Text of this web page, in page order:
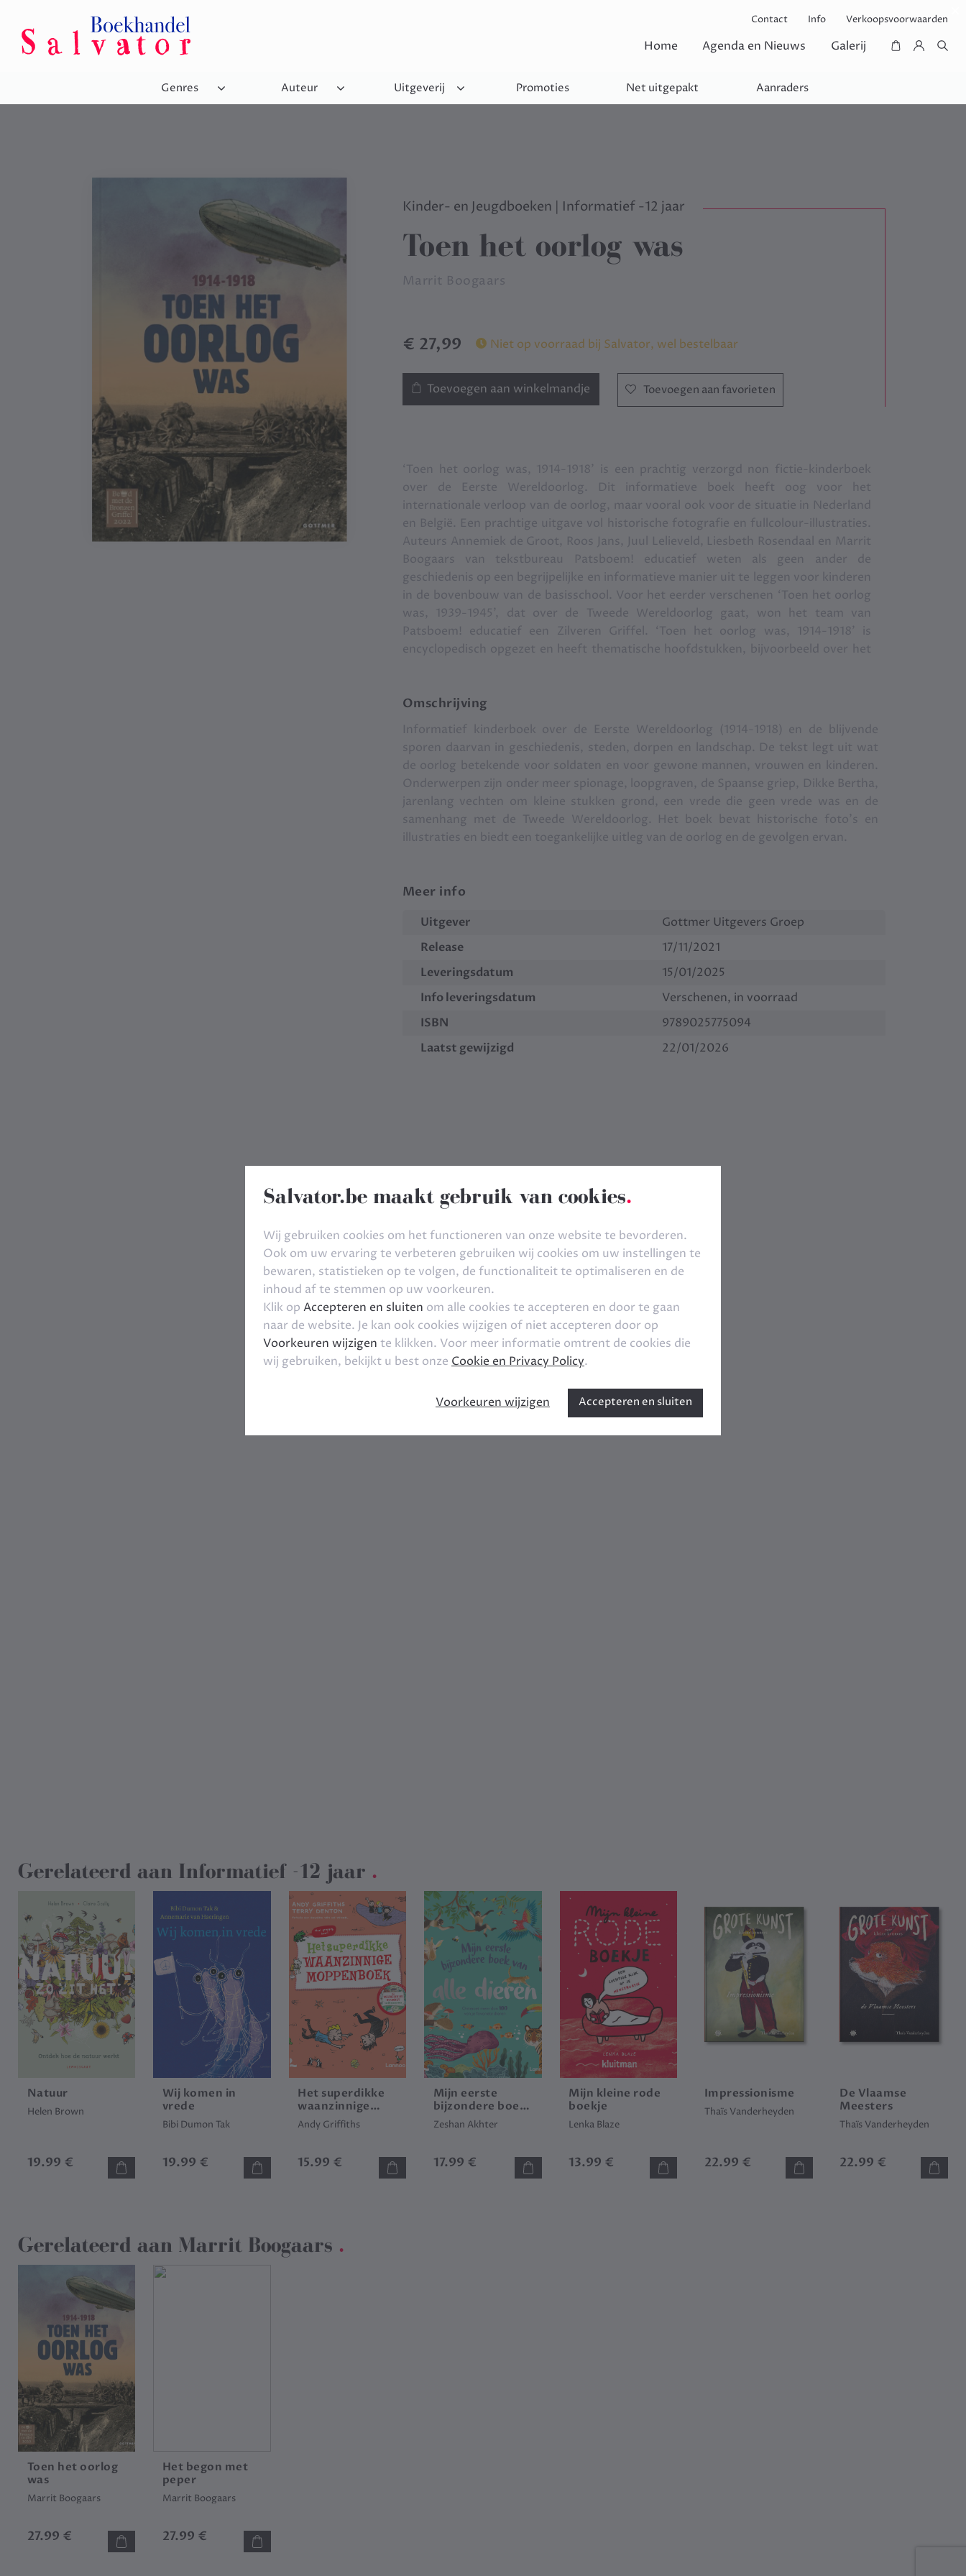
Contact Info Verkoopsvoorwaarden
Home Agenda en Nieuws Galerij
Genres Auteur Uitgeverij Promoties Net uitgepakt Aanraders
Kinder- en Jeugdboeken | Informatief -12 jaar
Toen het oorlog was
Marrit Boogaars
€ 27,99 Niet op voorraad bij Salvator, wel bestelbaar
Toevoegen aan winkelmandje Toevoegen aan favorieten
‘Toen het oorlog was, 1914-1918’ is een prachtig verzorgd non fictie-kinderboek
over de Eerste Wereldoorlog. Dit informatieve boek heeft oog voor het
internationale verloop van de oorlog, maar vooral ook voor de situatie in Nederland
en België. Een prachtige uitgave vol historische fotografie en fullcolour-illustraties.
Auteurs Annemiek de Groot, Roos Jans, Juul Lelieveld, Liesbeth Rosendaal en Marrit
Boogaars van tekstbureau Patsboem! educatief weten als geen ander de
geschiedenis op een begrijpelijke en informatieve manier uit te leggen voor kinderen
in de bovenbouw van de basisschool. Voor het eerder verschenen ‘Toen het oorlog
was, 1939-1945’, dat over de Tweede Wereldoorlog gaat, won het team van
Patsboem! educatief een Zilveren Griffel. ‘Toen het oorlog was, 1914-1918’ is
encyclopedisch opgezet en heeft thematische hoofdstukken, bijvoorbeeld over het
tekst verluchtigen en een extra dimensie geven aan de historische fotografie.
Omschrijving
Informatief kinderboek over de Eerste Wereldoorlog (1914-1918) en de blijvende
sporen daarvan in geschiedenis, steden, dorpen en landschap. De tekst legt uit wat
de oorlog betekende voor soldaten en voor gewone mannen, vrouwen en kinderen.
Onderwerpen zijn onder meer spionage, loopgraven, de Spaanse griep, Dikke Bertha,
jarenlang vechten om kleine stukken grond, een vrede die geen vrede was en de
samenhang met de Tweede Wereldoorlog. Het boek bevat historische foto’s en
illustraties en biedt een toegankelijke uitleg van de oorlog en de gevolgen ervan.
Meer info
Uitgever
Gottmer Uitgevers Groep
Release
17/11/2021
Leveringsdatum
15/01/2025
Info leveringsdatum
Verschenen, in voorraad
ISBN
9789025775094
Laatst gewijzigd
22/01/2026
Gerelateerd aan Informatief -12 jaar .
Natuur
Helen Brown
19.99 €
Wij komen in
vrede
Bibi Dumon Tak
19.99 €
Het superdikke
waanzinnige
moppenboek
Andy Griffiths
15.99 €
Mijn eerste
bijzondere boek
van alle dieren
Zeshan Akhter
17.99 €
Mijn kleine rode
boekje
Lenka Blaze
13.99 €
Impressionisme
Thaïs Vanderheyden
22.99 €
De Vlaamse
Meesters
Thaïs Vanderheyden
22.99 €
Gerelateerd aan Marrit Boogaars .
Toen het oorlog
was
Marrit Boogaars
27.99 €
Het begon met
peper
Marrit Boogaars
27.99 €
Salvator.be maakt gebruik van cookies.
Wij gebruiken cookies om het functioneren van onze website te bevorderen.
Ook om uw ervaring te verbeteren gebruiken wij cookies om uw instellingen te
bewaren, statistieken op te volgen, de functionaliteit te optimaliseren en de
inhoud af te stemmen op uw voorkeuren.
Klik op Accepteren en sluiten om alle cookies te accepteren en door te gaan
naar de website. Je kan ook cookies wijzigen of niet accepteren door op
Voorkeuren wijzigen te klikken. Voor meer informatie omtrent de cookies die
wij gebruiken, bekijkt u best onze Cookie en Privacy Policy.
Accepteren en sluiten
Voorkeuren wijzigen